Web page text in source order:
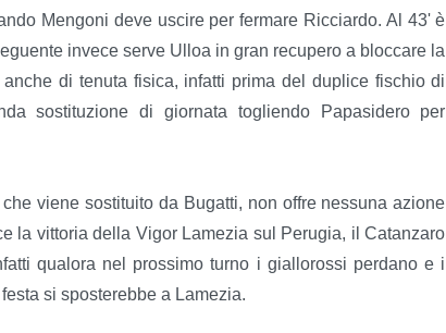
Mengoni deve uscire per fermare Ricciardo. Al 43' è
invece serve Ulloa in gran recupero a bloccare la
di tenuta fisica, infatti prima del duplice fischio di
sostituzione di giornata togliendo Papasidero per
viene sostituito da Bugatti, non offre nessuna azione
la vittoria della Vigor Lamezia sul Perugia, il Catanzaro
qualora nel prossimo turno i giallorossi perdano e i
si sposterebbe a Lamezia.